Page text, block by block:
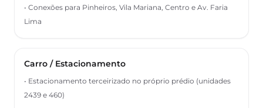
• Conexões para Pinheiros, Vila Mariana, Centro e Av. Faria
Lima
Carro / Estacionamento
• Estacionamento terceirizado no próprio prédio (unidades
2439 e 460)